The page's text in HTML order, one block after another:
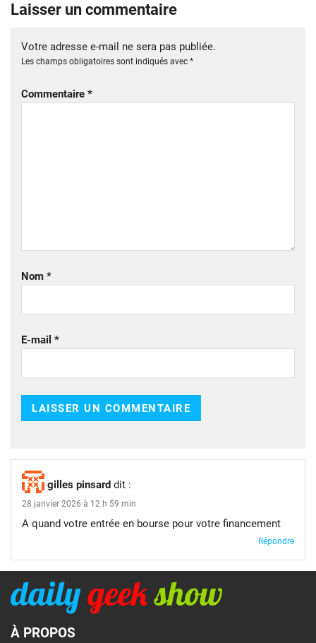
Laisser un commentaire
Votre adresse e-mail ne sera pas publiée.
Les champs obligatoires sont indiqués avec *
Commentaire *
Nom *
E-mail *
gilles pinsard dit :
28 janvier 2026 à 12 h 59 min
A quand votre entrée en bourse pour votre financement
Répondre
À PROPOS